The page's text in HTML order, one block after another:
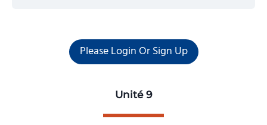
Please Login Or Sign Up
Unité 9